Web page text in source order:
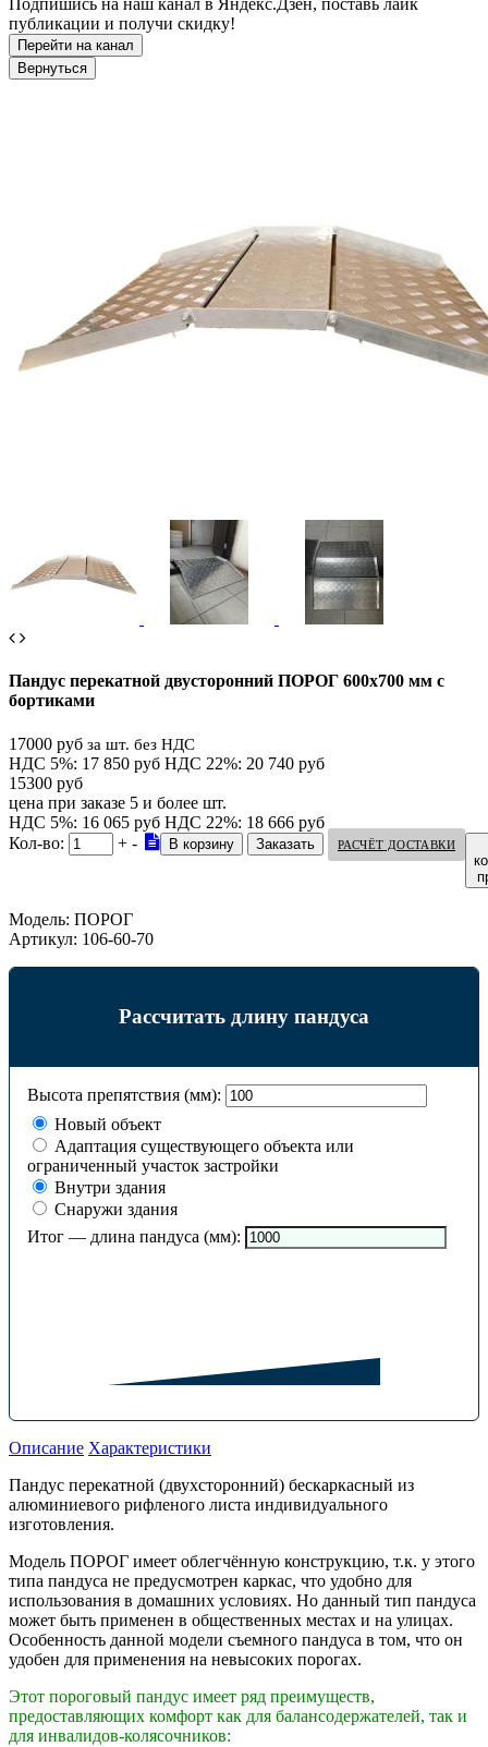
Подпишись на наш канал в Яндекс.Дзен, поставь лайк
публикации и получи скидку!
Пандус перекатной двусторонний ПОРОГ 600х700 мм с
бортиками
17000 руб за шт. без НДС
НДС 5%: 17 850 руб НДС 22%: 20 740 руб
15300 руб
цена при заказе 5 и более шт.
НДС 5%: 16 065 руб НДС 22%: 18 666 руб
Кол-во:
+ - РАСЧЁТ ДОСТАВКИ
Модель: ПОРОГ
Артикул: 106-60-70
Рассчитать длину пандуса
Высота препятствия (мм):
Новый объект
Адаптация существующего объекта или
ограниченный участок застройки
Внутри здания
Снаружи здания
Итог — длина пандуса (мм):
Описание Характеристики
Пандус перекатной (двухсторонний) бескаркасный из
алюминиевого рифленого листа индивидуального
изготовления.
Модель ПОРОГ имеет облегчённую конструкцию, т.к. у этого
типа пандуса не предусмотрен каркас, что удобно для
использования в домашних условиях. Но данный тип пандуса
может быть применен в общественных местах и на улицах.
Особенность данной модели съемного пандуса в том, что он
удобен для применения на невысоких порогах.
Этот пороговый пандус имеет ряд преимуществ,
предоставляющих комфорт как для балансодержателей, так и
для инвалидов-колясочников: